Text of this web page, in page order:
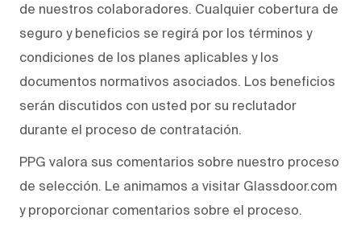
de nuestros colaboradores. Cualquier cobertura de
seguro y beneficios se regirá por los términos y
condiciones de los planes aplicables y los
documentos normativos asociados. Los beneficios
serán discutidos con usted por su reclutador
durante el proceso de contratación.
PPG valora sus comentarios sobre nuestro proceso
de selección. Le animamos a visitar Glassdoor.com
y proporcionar comentarios sobre el proceso.